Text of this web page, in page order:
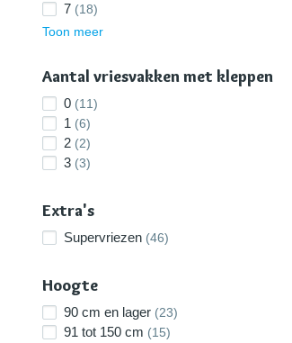
7 (18)
Toon meer
Aantal vriesvakken met kleppen
0 (11)
1 (6)
2 (2)
3 (3)
Extra's
Supervriezen (46)
Hoogte
90 cm en lager (23)
91 tot 150 cm (15)